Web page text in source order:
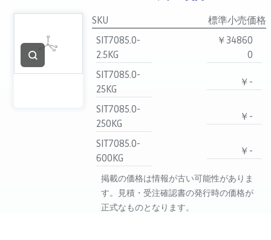
代理店一覧
支払い
SKU
標準小売価格
SIT7085.0-
2.5KG
￥34860
0
SIT7085.0-
25KG
￥-
SIT7085.0-
250KG
￥-
SIT7085.0-
600KG
￥-
掲載の価格は情報が古い可能性がありま
す。見積・受注確認書の発行時の価格が
正式なものとなります。